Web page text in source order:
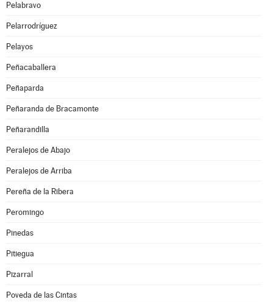
Pelabravo
Pelarrodríguez
Pelayos
Peñacaballera
Peñaparda
Peñaranda de Bracamonte
Peñarandilla
Peralejos de Abajo
Peralejos de Arriba
Pereña de la Ribera
Peromingo
Pinedas
Pitiegua
Pizarral
Poveda de las Cintas